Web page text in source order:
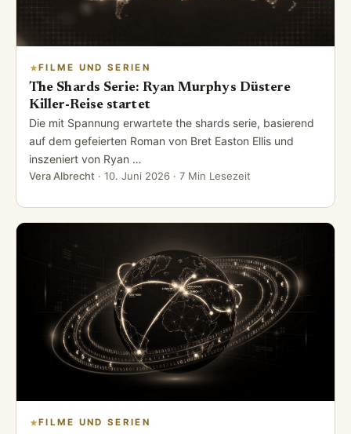
FILME UND SERIEN
The Shards Serie: Ryan Murphys Düstere
Killer-Reise startet
Die mit Spannung erwartete the shards serie, basierend
auf dem gefeierten Roman von Bret Easton Ellis und
inszeniert von Ryan …
Vera Albrecht · 10. Juni 2026 · 7 Min Lesezeit
FILME UND SERIEN